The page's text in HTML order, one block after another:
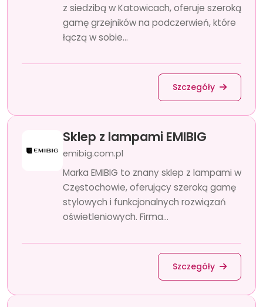
z siedzibą w Katowicach, oferuje szeroką
gamę grzejników na podczerwień, które
łączą w sobie...
Szczegóły
Sklep z lampami EMIBIG
emibig.com.pl
Marka EMIBIG to znany sklep z lampami w
Częstochowie, oferujący szeroką gamę
stylowych i funkcjonalnych rozwiązań
oświetleniowych. Firma...
Szczegóły